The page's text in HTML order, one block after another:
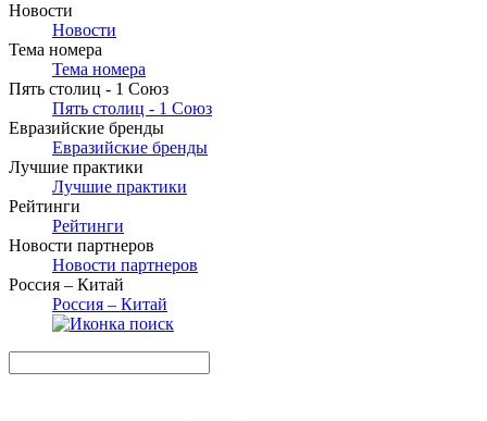
Новости
Новости
Тема номера
Тема номера
Пять столиц - 1 Союз
Пять столиц - 1 Союз
Евразийские бренды
Евразийские бренды
Лучшие практики
Лучшие практики
Рейтинги
Рейтинги
Новости партнеров
Новости партнеров
Россия – Китай
Россия – Китай